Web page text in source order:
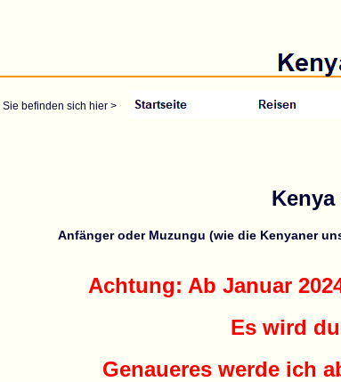
Sie befinden sich hier >
Anfänger oder Muzungu (wie die Kenyaner
Achtung: Ab Januar
Es wird
Genaueres werde ich